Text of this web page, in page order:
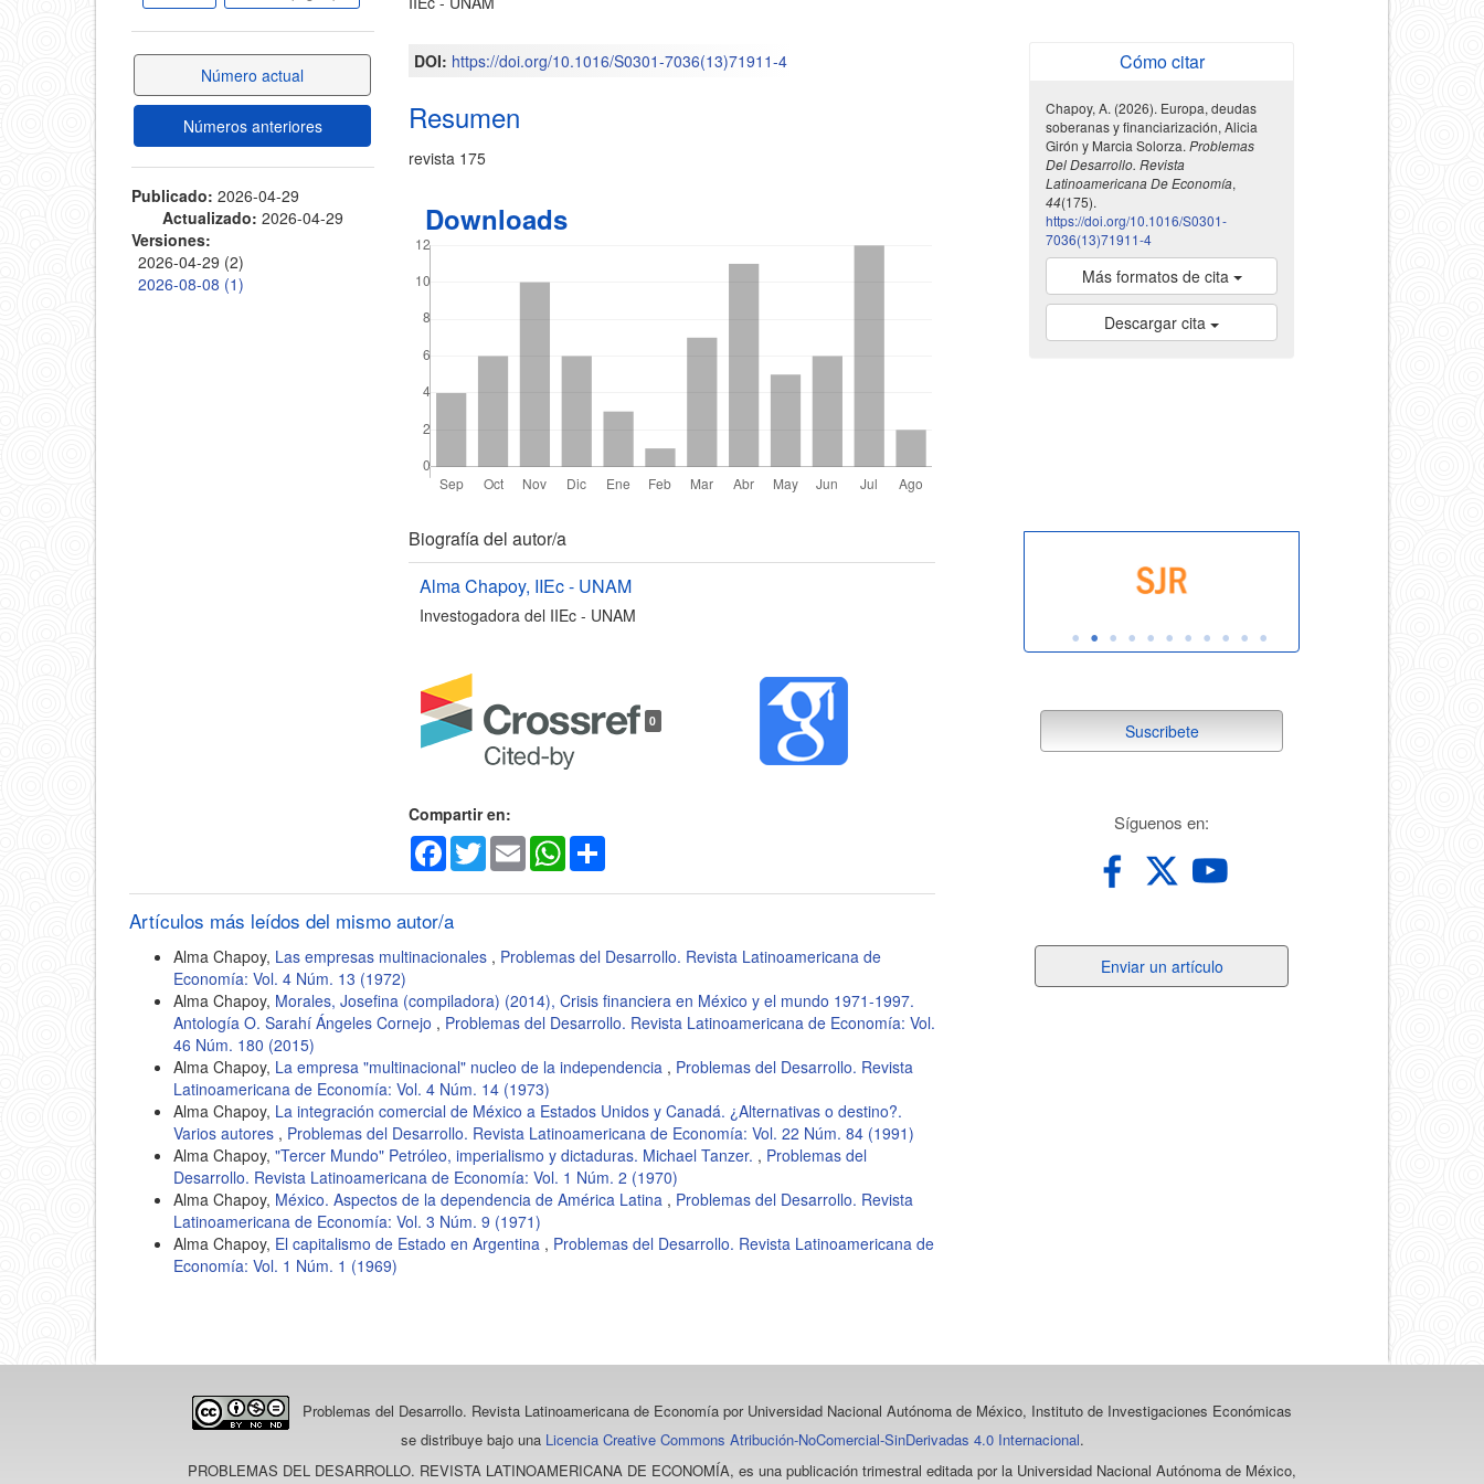
lateral
del
artículo
Número actual
Números anteriores
Publicado: 2026-04-29
Actualizado: 2026-04-29
Versiones:
2026-04-29 (2)
2026-08-08 (1)
del
artículo
DOI: https://doi.org/10.1016/S0301-7036(13)71911-4
Resumen
revista 175
Downloads
Detalles
del
artículo
Biografía del autor/a
Alma Chapoy, IIEc - UNAM
Investogadora del IIEc - UNAM
0
Compartir en:
Facebook
Twitter Email WhatsApp
Artículos más leídos del mismo autor/a
Alma Chapoy, Las empresas multinacionales , Problemas del Desarrollo. Revista Latinoamericana de
Economía: Vol. 4 Núm. 13 (1972)
Alma Chapoy, Morales, Josefina (compiladora) (2014), Crisis financiera en México y el mundo 1971-1997.
Antología O. Sarahí Ángeles Cornejo , Problemas del Desarrollo. Revista Latinoamericana de Economía: Vol.
46 Núm. 180 (2015)
Alma Chapoy, La empresa "multinacional" nucleo de la independencia , Problemas del Desarrollo. Revista
Latinoamericana de Economía: Vol. 4 Núm. 14 (1973)
Alma Chapoy, La integración comercial de México a Estados Unidos y Canadá. ¿Alternativas o destino?.
Varios autores , Problemas del Desarrollo. Revista Latinoamericana de Economía: Vol. 22 Núm. 84 (1991)
Alma Chapoy, "Tercer Mundo" Petróleo, imperialismo y dictaduras. Michael Tanzer. , Problemas del
Desarrollo. Revista Latinoamericana de Economía: Vol. 1 Núm. 2 (1970)
Alma Chapoy, México. Aspectos de la dependencia de América Latina , Problemas del Desarrollo. Revista
Latinoamericana de Economía: Vol. 3 Núm. 9 (1971)
Alma Chapoy, El capitalismo de Estado en Argentina , Problemas del Desarrollo. Revista Latinoamericana de
Economía: Vol. 1 Núm. 1 (1969)
Cómo citar
Chapoy, A. (2026). Europa, deudas
soberanas y financiarización, Alicia
Girón y Marcia Solorza. Problemas
Del Desarrollo. Revista
Latinoamericana De Economía,
44(175).
https://doi.org/10.1016/S0301-
7036(13)71911-4
Más formatos de cita
Descargar cita
suscribete
Suscribete
Síguenos en:
un
Enviar un artículo
Problemas del Desarrollo. Revista Latinoamericana de Economía por Universidad Nacional Autónoma de México, Instituto de Investigaciones Económicas
se distribuye bajo una Licencia Creative Commons Atribución-NoComercial-SinDerivadas 4.0 Internacional.
PROBLEMAS DEL DESARROLLO. REVISTA LATINOAMERICANA DE ECONOMÍA, es una publicación trimestral editada por la Universidad Nacional Autónoma de México,